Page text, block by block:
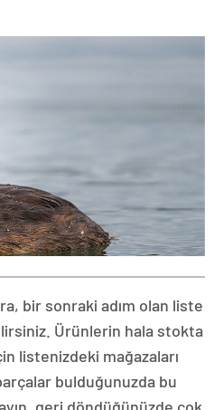
bir sonraki adım olan liste
Ürünlerin hala stokta
listenizdeki mağazaları
bulduğunuzda bu